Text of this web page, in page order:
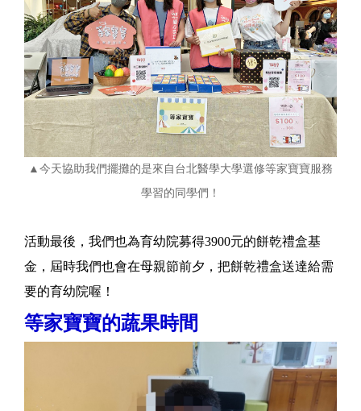
▲今天協助我們擺攤的是來自台北醫學大學選修等家寶寶服務
學習的同學們！
活動最後，我們也為育幼院募得3900元的餅乾禮盒基
金，屆時我們也會在母親節前夕，把餅乾禮盒送達給需
要的育幼院喔！
等家寶寶的蔬果時間